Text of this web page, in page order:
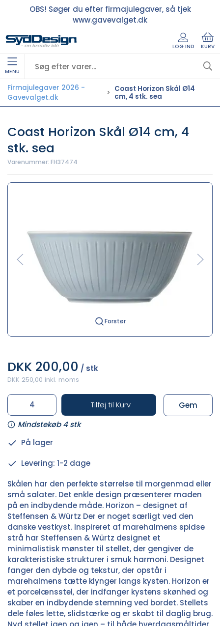
OBS! Søger du efter firmajulegaver, så tjek
www.gavevalget.dk
LOG IND KURV
MENU
Firmajulegaver 2026 -
Gavevalget.dk
Coast Horizon Skål Ø14
cm, 4 stk. sea
Coast Horizon Skål Ø14 cm, 4
stk. sea
Varenummer: FH37474
Forstør
DKK 200,00 / stk
DKK 250,00 inkl. moms
Tilføj til Kurv
Mindstekøb 4 stk
Gem
På lager
Levering: 1-2 dage
Skålen har den perfekte størrelse til morgenmad eller
små salater. Det enkle design præsenterer maden
på en indbydende måde. Horizon – designet af
Steffensen & Würtz Der er noget særligt ved den
danske vestkyst. Inspireret af marehalmens spidse
strå har Steffensen & Würtz designet et
minimalistisk mønster til stellet, der gengiver de
karakteristiske strukturer i smuk harmoni. Designet
fanger den dybde og tekstur, der opstår i
marehalmens tætte klynger langs kysten. Horizon er
et porcelænsstel, der indfanger kystens skønhed og
skaber en indbydende stemning ved bordet. Stellets
dele føles lette, slidstærke og er skabt til daglig brug.